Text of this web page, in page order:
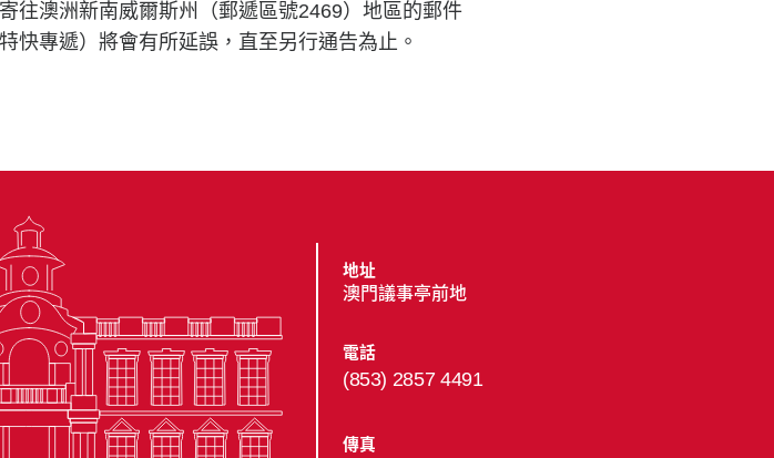
往澳洲新南威爾斯州（郵遞區號2469）地區的郵件
快專遞）將會有所延誤，直至另行通告為止。
地址
澳門議事亭前地
電話
(853) 2857 4491
傳真